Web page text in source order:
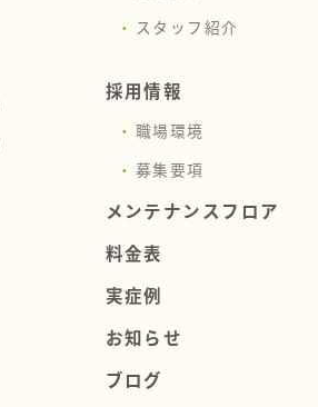
スタッフ紹介
採用情報
職場環境
募集要項
メンテナンスフロア
料金表
実症例
お知らせ
ブログ